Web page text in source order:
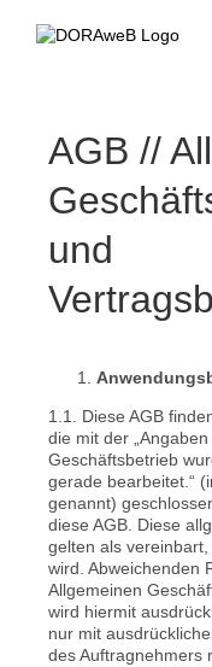
AGB //
und
1.1. Diese AGB
die mit der
Geschäftsbetrieb
gerade bearbeitet.“
genannt)
diese AGB. Diese
gelten als
wird. Abweichenden
Allgemeinen
wird hiermit
nur mit
des Auftragnehmers